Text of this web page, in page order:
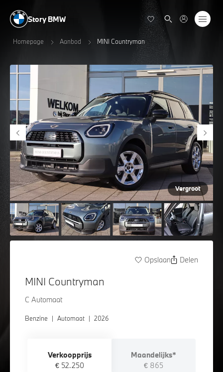
Story BMW
Homepage Aanbod MINI Countryman
Vergroot
Opslaan Delen
MINI Countryman
C Automaat
Benzine | Automaat | 2026
Verkoopprijs
€ 52.250
Maandelijks*
€ 865